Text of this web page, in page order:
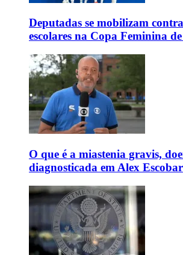
Deputadas se mobilizam
escolares na Copa Feminina
O que é a miastenia gravis,
diagnosticada em Alex Escobar